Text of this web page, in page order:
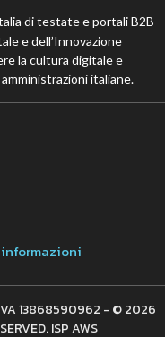
di testate e portali B2B
e dell’Innovazione
la cultura digitale e
italiane.
13868590962 - © 2026
ISP AWS